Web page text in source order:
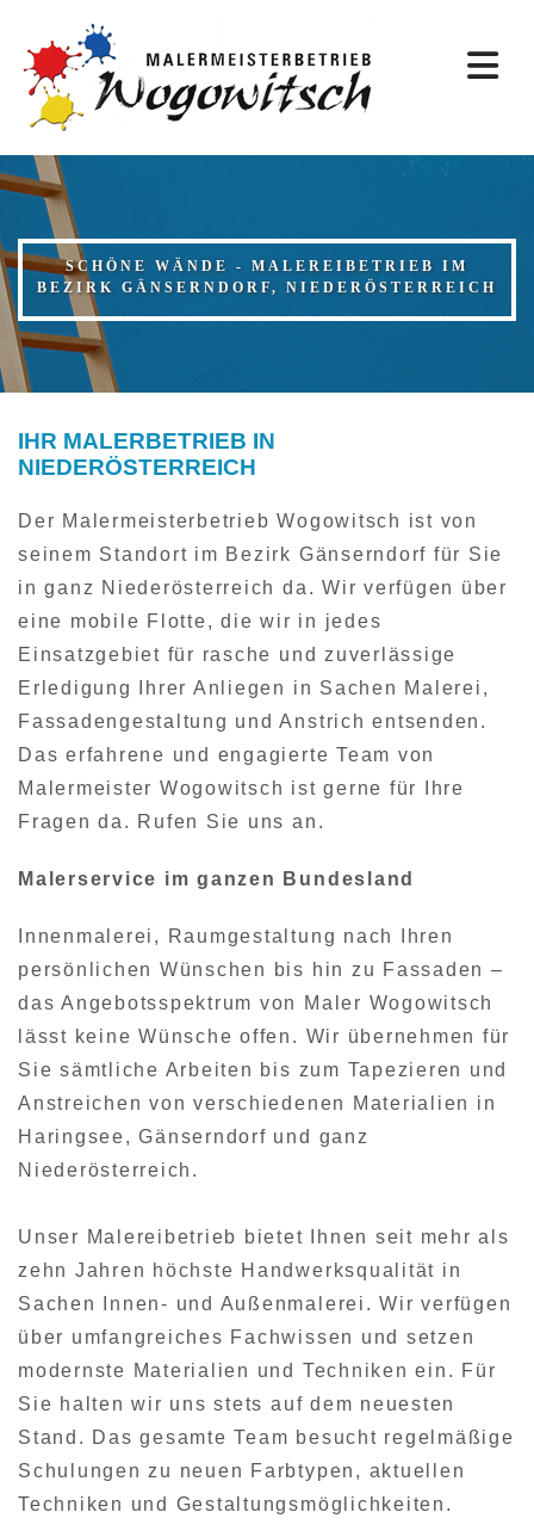
SCHÖNE WÄNDE - MALEREIBETRIEB IM
BEZIRK GÄNSERNDORF, NIEDERÖSTERREICH
IHR MALERBETRIEB IN
NIEDERÖSTERREICH
Der Malermeisterbetrieb Wogowitsch ist von
seinem Standort im Bezirk Gänserndorf für Sie
in ganz Niederösterreich da. Wir verfügen über
eine mobile Flotte, die wir in jedes
Einsatzgebiet für rasche und zuverlässige
Erledigung Ihrer Anliegen in Sachen Malerei,
Fassadengestaltung und Anstrich entsenden.
Das erfahrene und engagierte Team von
Malermeister Wogowitsch ist gerne für Ihre
Fragen da. Rufen Sie uns an.
Malerservice im ganzen Bundesland
Innenmalerei, Raumgestaltung nach Ihren
persönlichen Wünschen bis hin zu Fassaden –
das Angebotsspektrum von Maler Wogowitsch
lässt keine Wünsche offen. Wir übernehmen für
Sie sämtliche Arbeiten bis zum Tapezieren und
Anstreichen von verschiedenen Materialien in
Haringsee, Gänserndorf und ganz
Niederösterreich.
Unser Malereibetrieb bietet Ihnen seit mehr als
zehn Jahren höchste Handwerksqualität in
Sachen Innen- und Außenmalerei. Wir verfügen
über umfangreiches Fachwissen und setzen
modernste Materialien und Techniken ein. Für
Sie halten wir uns stets auf dem neuesten
Stand. Das gesamte Team besucht regelmäßige
Schulungen zu neuen Farbtypen, aktuellen
Techniken und Gestaltungsmöglichkeiten.